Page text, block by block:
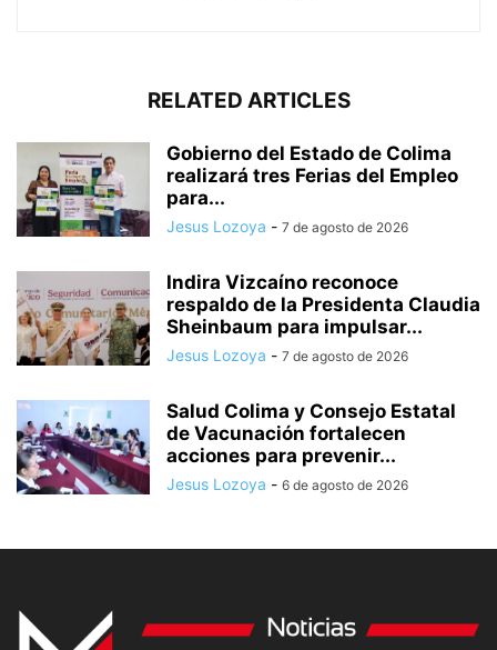
RELATED ARTICLES
Gobierno del Estado de Colima
realizará tres Ferias del Empleo
para...
Jesus Lozoya - 7 de agosto de 2026
Indira Vizcaíno reconoce
respaldo de la Presidenta Claudia
Sheinbaum para impulsar...
Jesus Lozoya - 7 de agosto de 2026
Salud Colima y Consejo Estatal
de Vacunación fortalecen
acciones para prevenir...
Jesus Lozoya - 6 de agosto de 2026